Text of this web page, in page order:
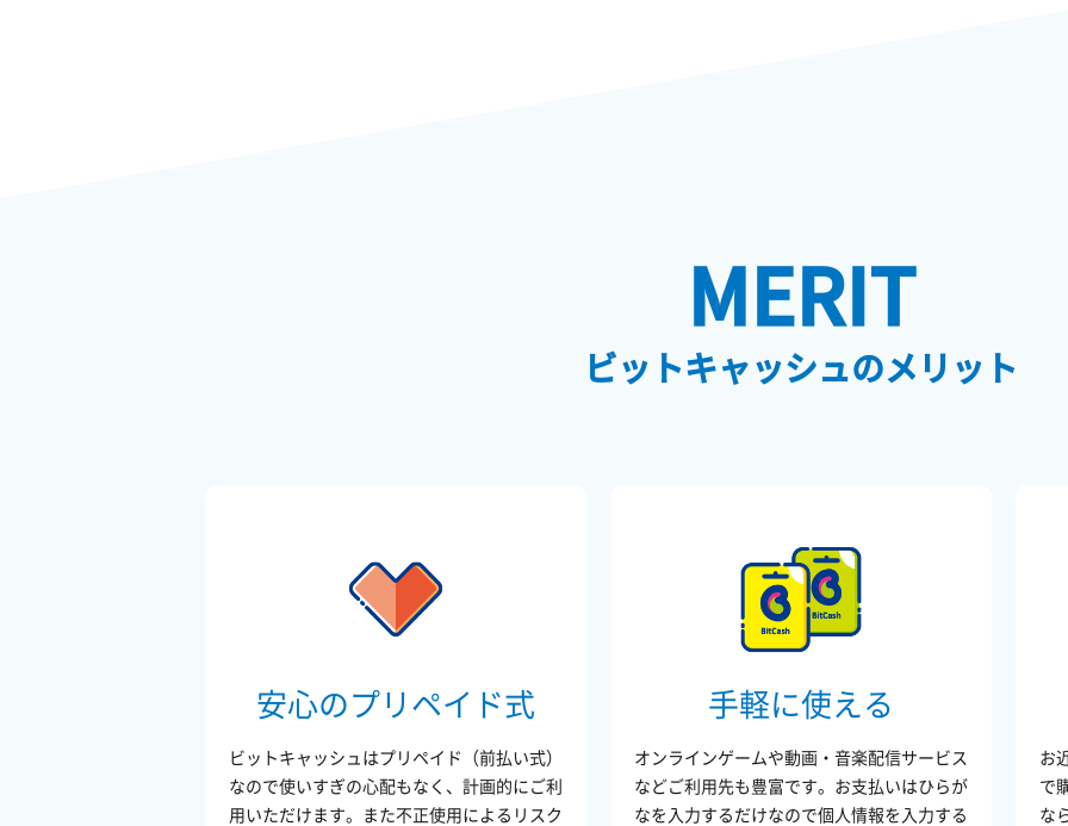
MERIT
ビットキャッシュのメリット
安心のプリペイド式
ビットキャッシュはプリペイド（前払い式）
なので使いすぎの心配もなく、計画的にご利
用いただけます。また不正使用によるリスク
手軽に使える
オンラインゲームや動画・音楽配信サービス
などご利用先も豊富です。お支払いはひらが
なを入力するだけなので個人情報を入力する
お
で
な